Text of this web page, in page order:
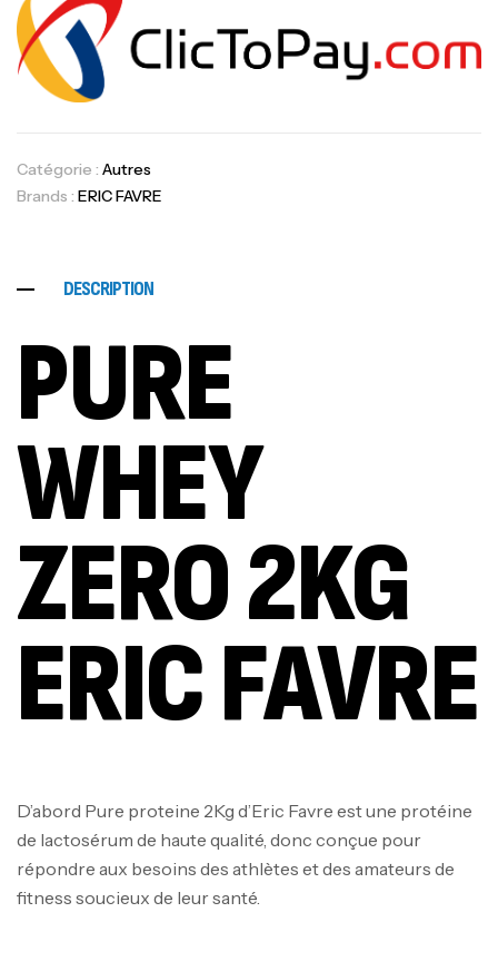
Catégorie : Autres
Brands : ERIC FAVRE
DESCRIPTION
PURE
WHEY
ZERO 2KG
ERIC FAVRE
D’abord Pure proteine 2Kg d’Eric Favre est une protéine
de lactosérum de haute qualité, donc conçue pour
répondre aux besoins des athlètes et des amateurs de
fitness soucieux de leur santé.